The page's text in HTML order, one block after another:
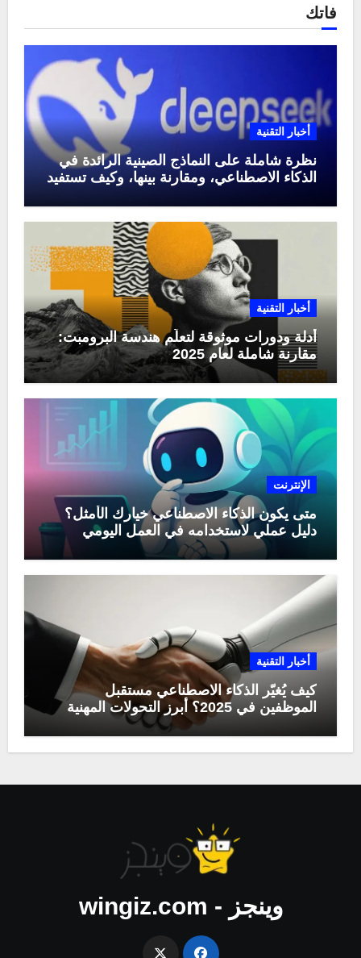
فاتك
أخبار التقنية
نظرة شاملة على النماذج الصينية الرائدة في
الذكاء الاصطناعي، ومقارنة بينها، وكيف تستفيد
أخبار التقنية
أدلة ودورات موثوقة لتعلّم هندسة البرومبت:
مقارنة شاملة لعام 2025
الإنترنت
متى يكون الذكاء الاصطناعي خيارك الأمثل؟
دليل عملي لاستخدامه في العمل اليومي
أخبار التقنية
كيف يُغيّر الذكاء الاصطناعي مستقبل
الموظفين في 2025؟ أبرز التحولات المهنية
وينجز - wingiz.com